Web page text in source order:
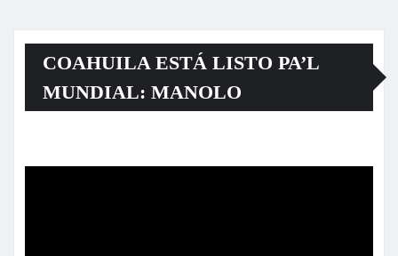
COAHUILA ESTÁ LISTO PA’L
MUNDIAL: MANOLO